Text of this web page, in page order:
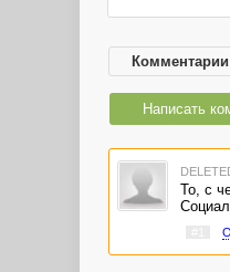
Комментарии
Написать
То, с